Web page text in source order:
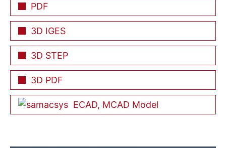
PDF
3D IGES
3D STEP
3D PDF
ECAD, MCAD Model